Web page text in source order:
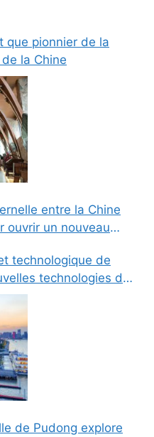
que pionnier de la
la Chine
entre la Chine
ouvrir un nouveau
Carney du Canada
technologique de
technologies de
de Pudong explore